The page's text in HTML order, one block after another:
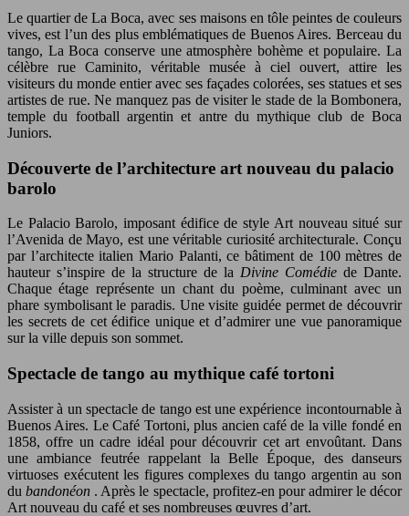
Le quartier de La Boca, avec ses maisons en tôle peintes de couleurs
vives, est l’un des plus emblématiques de Buenos Aires. Berceau du
tango, La Boca conserve une atmosphère bohème et populaire. La
célèbre rue Caminito, véritable musée à ciel ouvert, attire les
visiteurs du monde entier avec ses façades colorées, ses statues et ses
artistes de rue. Ne manquez pas de visiter le stade de la Bombonera,
temple du football argentin et antre du mythique club de Boca
Juniors.
Découverte de l’architecture art nouveau du palacio
barolo
Le Palacio Barolo, imposant édifice de style Art nouveau situé sur
l’Avenida de Mayo, est une véritable curiosité architecturale. Conçu
par l’architecte italien Mario Palanti, ce bâtiment de 100 mètres de
hauteur s’inspire de la structure de la Divine Comédie de Dante.
Chaque étage représente un chant du poème, culminant avec un
phare symbolisant le paradis. Une visite guidée permet de découvrir
les secrets de cet édifice unique et d’admirer une vue panoramique
sur la ville depuis son sommet.
Spectacle de tango au mythique café tortoni
Assister à un spectacle de tango est une expérience incontournable à
Buenos Aires. Le Café Tortoni, plus ancien café de la ville fondé en
1858, offre un cadre idéal pour découvrir cet art envoûtant. Dans
une ambiance feutrée rappelant la Belle Époque, des danseurs
virtuoses exécutent les figures complexes du tango argentin au son
dubandonéon . Après le spectacle, profitez-en pour admirer le décor
Art nouveau du café et ses nombreuses œuvres d’art.